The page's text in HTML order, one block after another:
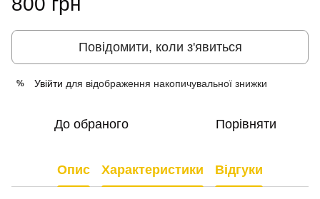
Повідомити, коли з'явиться
% Увійти для відображення накопичувальної знижки
До обраного Порівняти
Опис Характеристики Відгуки